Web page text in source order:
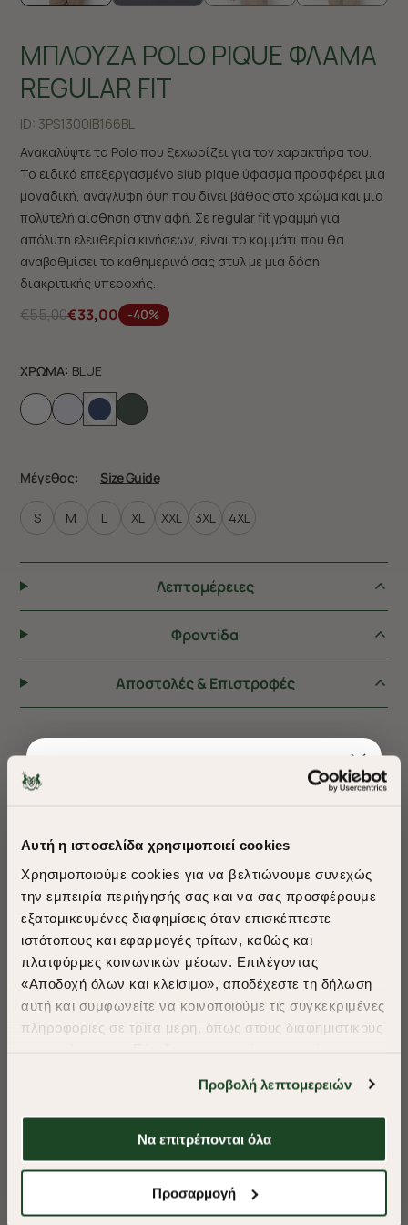
Αυτή η ιστοσελίδα χρησιμοποιεί cookies
Χρησιμοποιούμε cookies για να βελτιώνουμε συνεχώς
την εμπειρία περιήγησής σας και να σας προσφέρουμε
εξατομικευμένες διαφημίσεις όταν επισκέπτεστε
ιστότοπους και εφαρμογές τρίτων, καθώς και
πλατφόρμες κοινωνικών μέσων. Επιλέγοντας
«Αποδοχή όλων και κλείσιμο», αποδέχεστε τη δήλωση
αυτή και συμφωνείτε να κοινοποιούμε τις συγκεκριμένες
πληροφορίες σε τρίτα μέρη, όπως στους διαφημιστικούς
απαιτούμενα cookies» και θα περιοριστούμε
στα cookies και τις τεχνολογίες που είναι απολύτως
απαραίτητα για την ασφαλή απόδοση και
λειτουργικότητα της ιστοσελίδας μας. Ωστόσο, λάβετε
θα μπορούμε να συλλέξουμε πληροφορίες που θα
Προβολή λεπτομερειών
Να επιτρέπονται όλα
Προσαρμογή
ΜΠΛΟΥΖΑ POLO PIQUE ΦΛΑΜΑ
REGULAR FIT
ID: 3PS1300|B166BL
Ανακαλύψτε το Polo που ξεχωρίζει για τον χαρακτήρα του.
Το ειδικά επεξεργασμένο slub pique ύφασμα προσφέρει μια
μοναδική, ανάγλυφη όψη που δίνει βάθος στο χρώμα και μια
πολυτελή αίσθηση στην αφή. Σε regular fit γραμμή για
απόλυτη ελευθερία κινήσεων, είναι το κομμάτι που θα
αναβαθμίσει το καθημερινό σας στυλ με μια δόση
διακριτικής υπεροχής.
€55,00€33,00 -40%
ΧΡΩΜΑ: BLUE
Μέγεθος: Size Guide
S M L XL XXL 3XL 4XL
Λεπτομέρειες
Φροντiδα
Αποστολές & Επιστροφές
ΠΡΟΤΕΙΝΟΥΜΕ ΓΙΑ ΕΣΑΣ
ΜΠΛΟΥΖΑ POLO PIQUE REGULAR FIT
​
A Season of Style
SUMMER SALE
Shop Now